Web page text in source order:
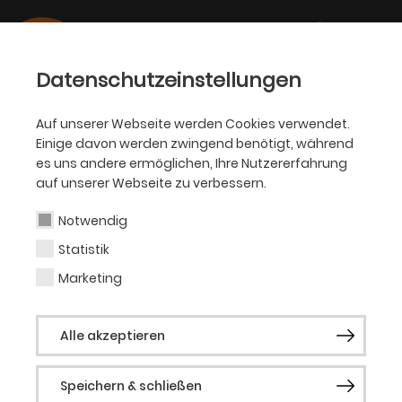
Datenschutzeinstellungen
Auf unserer Webseite werden Cookies verwendet.
Einige davon werden zwingend benötigt, während
es uns andere ermöglichen, Ihre Nutzererfahrung
auf unserer Webseite zu verbessern.
Notwendig
Statistik
Marketing
Alle akzeptieren
Speichern & schließen
25.02.2026 OPER
Wiederaufnahme von „Marie-
Antoinette oder Kuchen für
alle!“
Turbulente Jugendoper ab 14 Jahren nach
dem gleichnamigen Schauspiel von Peter
Jordan